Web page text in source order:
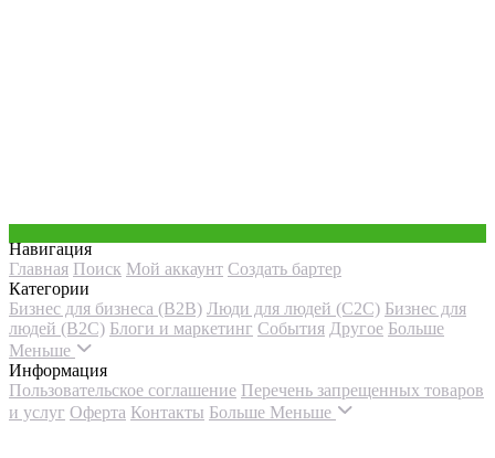
Навигация
Главная Поиск Мой аккаунт Создать бартер
Категории
Бизнес для бизнеса (B2B) Люди для людей (С2С) Бизнес для
людей (B2C) Блоги и маркетинг События Другое Больше
Меньше
Информация
Пользовательское соглашение Перечень запрещенных товаров
и услуг Оферта Контакты Больше Меньше